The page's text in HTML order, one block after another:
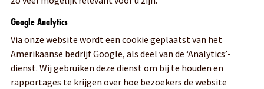
Google Analytics
Via onze website wordt een cookie geplaatst van het
Amerikaanse bedrijf Google, als deel van de ‘Analytics’-
dienst. Wij gebruiken deze dienst om bij te houden en
rapportages te krijgen over hoe bezoekers de website